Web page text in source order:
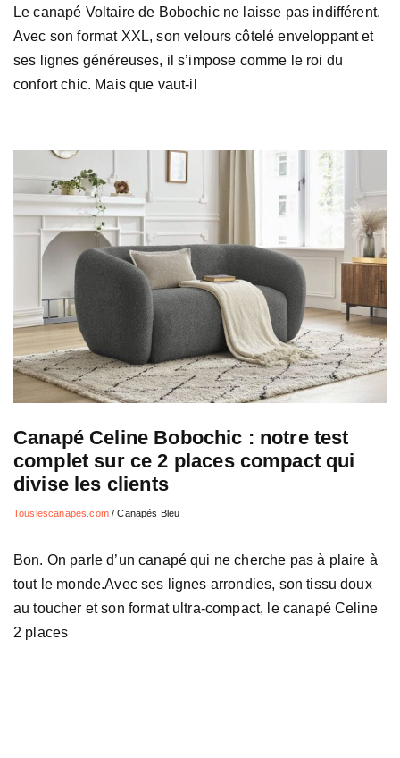
Le canapé Voltaire de Bobochic ne laisse pas indifférent.
Avec son format XXL, son velours côtelé enveloppant et
ses lignes généreuses, il s’impose comme le roi du
confort chic. Mais que vaut-il
Canapé Celine Bobochic : notre test
complet sur ce 2 places compact qui
divise les clients
Touslescanapes.com/Canapés Bleu
Bon. On parle d’un canapé qui ne cherche pas à plaire à
tout le monde.Avec ses lignes arrondies, son tissu doux
au toucher et son format ultra-compact, le canapé Celine
2 places